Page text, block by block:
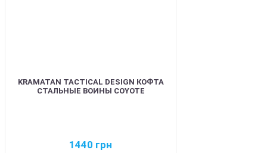
KRAMATAN TACTICAL DESIGN КОФТА
СТАЛЬНЫЕ ВОИНЫ COYOTE
1440 грн